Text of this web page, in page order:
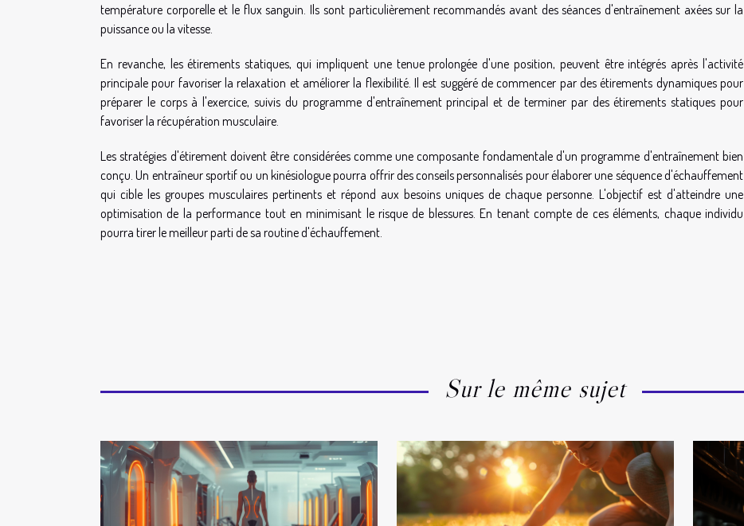
température corporelle et le flux sanguin. Ils sont particulièrement recommandés avant des séances d'entraînement axées sur la
puissance ou la vitesse.
En revanche, les étirements statiques, qui impliquent une tenue prolongée d'une position, peuvent être intégrés après l'activité
principale pour favoriser la relaxation et améliorer la flexibilité. Il est suggéré de commencer par des étirements dynamiques pour
préparer le corps à l'exercice, suivis du programme d'entraînement principal et de terminer par des étirements statiques pour
favoriser la récupération musculaire.
Les stratégies d'étirement doivent être considérées comme une composante fondamentale d'un programme d'entraînement bien
conçu. Un entraîneur sportif ou un kinésiologue pourra offrir des conseils personnalisés pour élaborer une séquence d'échauffement
qui cible les groupes musculaires pertinents et répond aux besoins uniques de chaque personne. L'objectif est d'atteindre une
optimisation de la performance tout en minimisant le risque de blessures. En tenant compte de ces éléments, chaque individu
pourra tirer le meilleur parti de sa routine d'échauffement.
Sur le même sujet